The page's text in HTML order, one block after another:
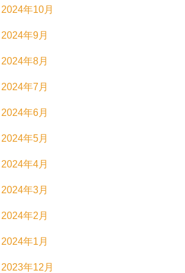
2024年10月
2024年9月
2024年8月
2024年7月
2024年6月
2024年5月
2024年4月
2024年3月
2024年2月
2024年1月
2023年12月